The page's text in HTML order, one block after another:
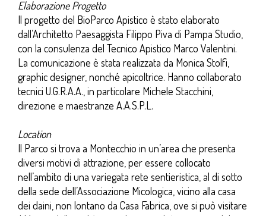
Elaborazione Progetto
Il progetto del BioParco Apistico è stato elaborato
dall’Architetto Paesaggista Filippo Piva di Pampa Studio,
con la consulenza del Tecnico Apistico Marco Valentini.
La comunicazione è stata realizzata da Monica Stolfi,
graphic designer, nonché apicoltrice. Hanno collaborato
tecnici U.G.R.A.A., in particolare Michele Stacchini,
direzione e maestranze A.A.S.P.L.
Location
Il Parco si trova a Montecchio in un’area che presenta
diversi motivi di attrazione, per essere collocato
nell’ambito di una variegata rete sentieristica, al di sotto
della sede dell’Associazione Micologica, vicino alla casa
dei daini, non lontano da Casa Fabrica, ove si può visitare